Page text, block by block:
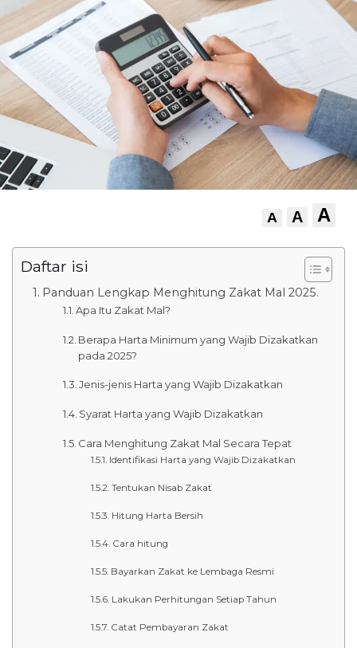
A A A
Daftar isi
Panduan Lengkap Menghitung Zakat Mal 2025.
Apa Itu Zakat Mal?
Berapa Harta Minimum yang Wajib Dizakatkan
pada 2025?
Jenis-jenis Harta yang Wajib Dizakatkan
Syarat Harta yang Wajib Dizakatkan
Cara Menghitung Zakat Mal Secara Tepat
Identifikasi Harta yang Wajib Dizakatkan
Tentukan Nisab Zakat
Hitung Harta Bersih
Cara hitung
Bayarkan Zakat ke Lembaga Resmi
Lakukan Perhitungan Setiap Tahun
Catat Pembayaran Zakat